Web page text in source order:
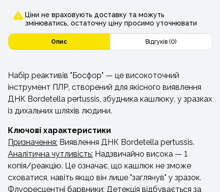
Ціни не враховують доставку та можуть
змінюватись, остаточну ціну просимо уточнювати
Опис Відгуків (0)
Набір реактивів "Босфор" — це високоточний
інструмент ПЛР, створений для якісного виявлення
ДНК Bordetella pertussis, збудника кашлюку, у зразках
із дихальних шляхів людини.
Ключові характеристики
Призначення: Виявлення ДНК Bordetella pertussis.
Аналітична чутливість: Надзвичайно висока — 1
копія/реакцію. Це означає, що кашлюк не зможе
сховатися, навіть якщо він лише "заглянув" у зразок.
Флуоресцентні барвники: Детекція відбувається за